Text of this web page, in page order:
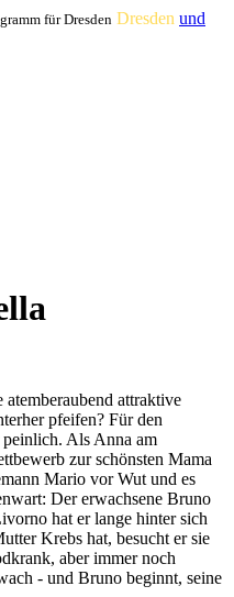
für Dresden Dresden und
attraktive
pfeifen? Für den
peinlich. Als Anna am
zur schönsten Mama
Mario vor Wut und es
Der erwachsene Bruno
hat er lange hinter sich
Krebs hat, besucht er sie
aber immer noch
- und Bruno beginnt, seine